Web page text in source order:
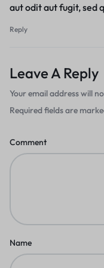
aut odit aut fugit, sed
Reply
Leave A Reply
Your email address will
Required fields are
Comment
Name